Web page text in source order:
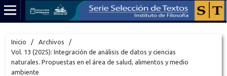
Inicio / Archivos
/
Vol. 13 (2025): Integración de análisis de datos y ciencias
naturales. Propuestas en el área de salud, alimentos y medio
ambiente